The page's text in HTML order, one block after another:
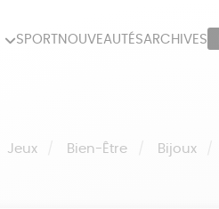
SPORT NOUVEAUTÉSARCHIVES
Jeux Bien-Être Bijoux